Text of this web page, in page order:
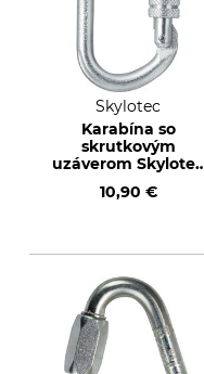
Skylotec
Karabína so
skrutkovým
uzáverom Skylotec
10,90 €